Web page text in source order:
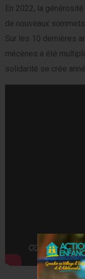
En 2022, la
de nouveaux
Sur les 10 dernières
mécènes a été
solidarité se crée